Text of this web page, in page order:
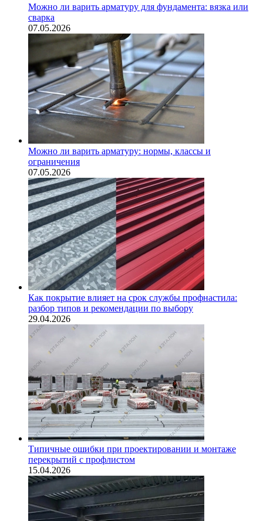
Можно ли варить арматуру для фундамента: вязка или
сварка
07.05.2026
Можно ли варить арматуру: нормы, классы и
ограничения
07.05.2026
Как покрытие влияет на срок службы профнастила:
разбор типов и рекомендации по выбору
29.04.2026
Типичные ошибки при проектировании и монтаже
перекрытий с профлистом
15.04.2026